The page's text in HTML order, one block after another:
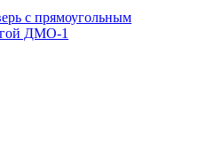
с прямоугольным
ДМО-1